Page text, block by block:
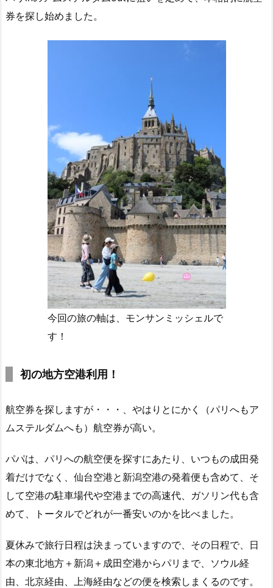
券を探し始めました。
今回の旅の軸は、モンサンミッシェルで
す！
初の地方空港利用！
航空券を探しますが・・・、やはりとにかく（パリへもア
ムステルダムへも）航空券が高い。
パパは、パリへの航空便を探すにあたり、いつもの成田発
着だけでなく、仙台空港と新潟空港の発着便も含めて、そ
して空港の駐車場代や空港までの高速代、ガソリン代も含
めて、トータルでどれが一番安いのかを比べました。
夏休みで旅行日程は決まっていますので、その日程で、日
本の東北地方＋新潟＋成田空港からパリまで、ソウル経
由、北京経由、上海経由などの便を検索しまくるのです。